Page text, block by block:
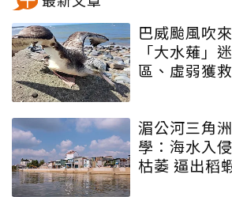
巴威颱風吹
「大水薙」
區、虛弱獲救
湄公河三角
學：海水入
枯萎 逼出稻